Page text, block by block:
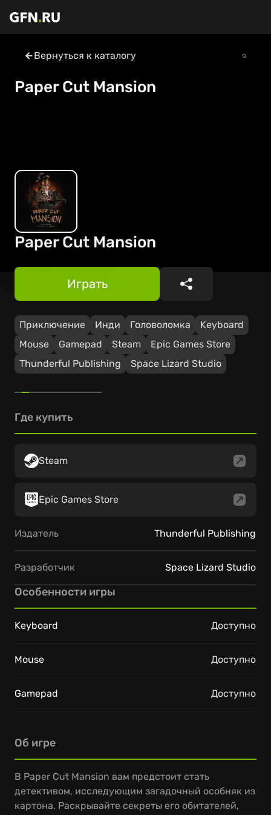
Вернуться к каталогу
Paper Cut Mansion
Paper Cut Mansion
Приключение Инди Головоломка
Keyboard
Mouse
Gamepad Steam
Epic Games Store
Thunderful Publishing
Space Lizard Studio
Играть Поделиться
Об игре
В Paper Cut Mansion вам предстоит стать
детективом, исследующим загадочный особняк из
картона. Раскрывайте секреты его обитателей,
Где купить
Steam
Epic Games Store
Издатель Thunderful Publishing
Разработчик Space Lizard Studio
Особенности игры
Keyboard Доступно
Mouse Доступно
Gamepad Доступно